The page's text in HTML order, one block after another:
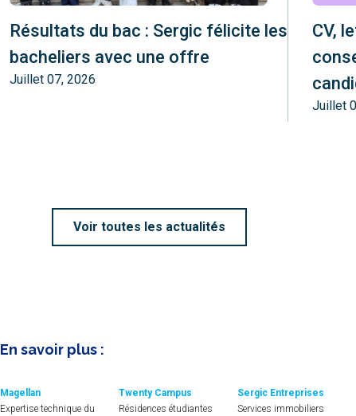
Résultats du bac : Sergic félicite les
bacheliers avec une offre
Juillet 07, 2026
CV,
Juillet
Voir toutes les actualités
En savoir plus :
Magellan
Expertise technique du
Twenty Campus
Résidences étudiantes
Sergic Entreprises
Services immobiliers